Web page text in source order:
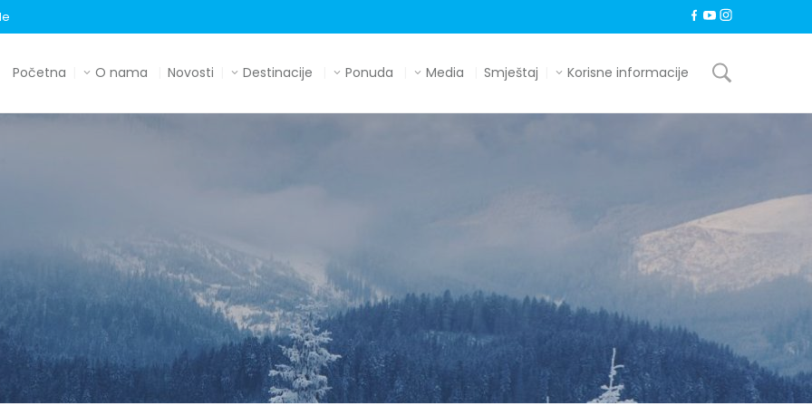
Početna O nama Novosti Destinacije Ponuda Media Smještaj Korisne informacije